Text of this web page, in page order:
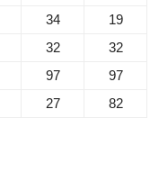
34
19
32 32
97
97
27 82